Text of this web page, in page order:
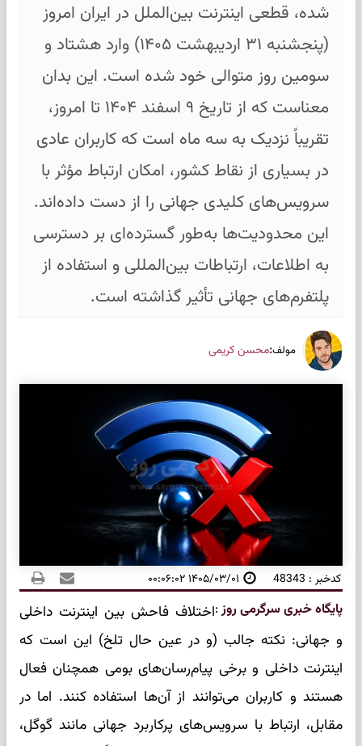
شده، قطعی اینترنت بین‌الملل در ایران امروز
(پنجشنبه ۳۱ اردیبهشت ۱۴۰۵) وارد هشتاد و
سومین روز متوالی خود شده است. این بدان
معناست که از تاریخ ۹ اسفند ۱۴۰۴ تا امروز،
تقریباً نزدیک به سه ماه است که کاربران عادی
در بسیاری از نقاط کشور، امکان ارتباط مؤثر با
سرویس‌های کلیدی جهانی را از دست داده‌اند.
این محدودیت‌ها به‌طور گسترده‌ای بر دسترسی
به اطلاعات، ارتباطات بین‌المللی و استفاده از
پلتفرم‌های جهانی تأثیر گذاشته است.
مولف:محسن کریمی
کدخبر : 48343 ۱۴۰۵/۰۳/۰۱ ۰۰:۰۶:۰۲
پایگاه خبری سرگرمی روز:اختلاف فاحش بین اینترنت داخلی
و جهانی: نکته جالب (و در عین حال تلخ) این است که
اینترنت داخلی و برخی پیام‌رسان‌های بومی همچنان فعال
هستند و کاربران می‌توانند از آن‌ها استفاده کنند. اما در
مقابل، ارتباط با سرویس‌های پرکاربرد جهانی مانند گوگل،